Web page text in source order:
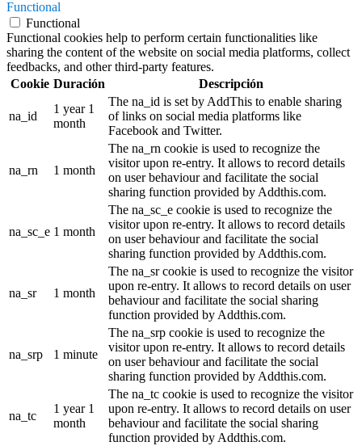
Functional
Functional
Functional cookies help to perform certain functionalities like
sharing the content of the website on social media platforms, collect
feedbacks, and other third-party features.
Cookie Duración Descripción
na_id
1 year 1
month
The na_id is set by AddThis to enable sharing
of links on social media platforms like
Facebook and Twitter.
na_rn 1 month
The na_rn cookie is used to recognize the
visitor upon re-entry. It allows to record details
on user behaviour and facilitate the social
sharing function provided by Addthis.com.
na_sc_e 1 month
The na_sc_e cookie is used to recognize the
visitor upon re-entry. It allows to record details
on user behaviour and facilitate the social
sharing function provided by Addthis.com.
na_sr 1 month
The na_sr cookie is used to recognize the visitor
upon re-entry. It allows to record details on user
behaviour and facilitate the social sharing
function provided by Addthis.com.
na_srp 1 minute
The na_srp cookie is used to recognize the
visitor upon re-entry. It allows to record details
on user behaviour and facilitate the social
sharing function provided by Addthis.com.
na_tc
1 year 1
month
The na_tc cookie is used to recognize the visitor
upon re-entry. It allows to record details on user
behaviour and facilitate the social sharing
function provided by Addthis.com.